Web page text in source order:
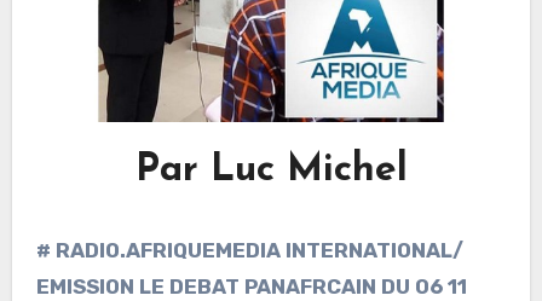
Par Luc Michel
# RADIO.AFRIQUEMEDIA INTERNATIONAL/
EMISSION LE DEBAT PANAFRCAIN DU 06 11